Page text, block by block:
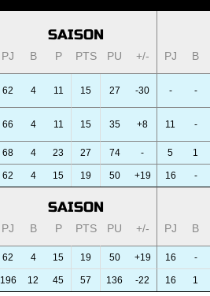
SAISON
PJ B P PTS PU +/- PJ B
62 4 11 15 27 -30 - -
66 4 11 15 35 +8 11 -
68 4 23 27 74 - 5 1
62 4 15 19 50 +19 16 -
SAISON
PJ B P PTS PU +/- PJ B
62 4 15 19 50 +19 16 -
196 12 45 57 136 -22 16 1